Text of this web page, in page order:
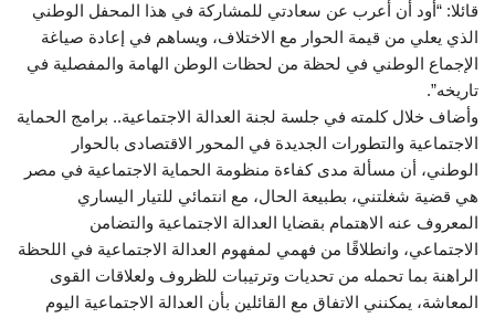
قائلا: “أود أن أعرب عن سعادتي للمشاركة في هذا المحفل الوطني
الذي يعلي من قيمة الحوار مع الاختلاف، ويساهم في إعادة صياغة
الإجماع الوطني في لحظة من لحظات الوطن الهامة والمفصلية في
تاريخه”.
وأضاف خلال كلمته في جلسة لجنة العدالة الاجتماعية.. برامج الحماية
الاجتماعية والتطورات الجديدة في المحور الاقتصادى بالحوار
الوطني، أن مسألة مدى كفاءة منظومة الحماية الاجتماعية في مصر
هي قضية شغلتني، بطبيعة الحال، مع انتمائي للتيار اليساري
المعروف عنه الاهتمام بقضايا العدالة الاجتماعية والتضامن
الاجتماعي، وانطلاقًا من فهمي لمفهوم العدالة الاجتماعية في اللحظة
الراهنة بما تحمله من تحديات وترتيبات للظروف ولعلاقات القوى
المعاشة، يمكنني الاتفاق مع القائلين بأن العدالة الاجتماعية اليوم